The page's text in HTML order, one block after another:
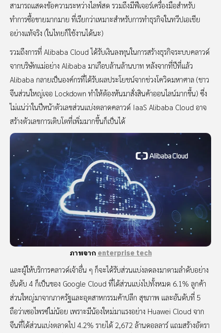
สามารถแสดงข้อความระหว่างไลฟ์สด รวมถึงมีฟีเจอร์เครื่องมือสำหรับ
ทำการซื้อขายมากมาย ที่เรียกว่าเหมาะสำหรับการทำธุรกิจในทวีปเอเชีย
อย่างแท้จริง (ในไทยก็ใช้งานได้นะ)
รวมถึงการที่ Alibaba Cloud ได้รับเงินลงทุนในการสร้างธุรกิจระบบคลาวด์
จากบริษัทแม่อย่าง Alibaba มาเกือบล้านล้านบาท หลังจากที่ปีที่แล้ว
Alibaba กลายเป็นองค์กรที่ได้รับผลประโยชน์จากช่วงโควิดมหาศาล (ชาว
จีนส่วนใหญ่เจอ Lockdown ทำให้ต้องหันมาสั่งสินค้าออนไลน์มากขึ้น) ซึ่ง
ไม่แน่ว่าในปีหน้าตัวเลขส่วนแบ่งตลาดคลาวด์ IaaS Alibaba Cloud อาจ
สร้างตัวเลขการเติบโตที่เพิ่มมากขึ้นก็เป็นได้
ภาพจาก enterprise tech
และผู้ให้บริการคลาวด์เจ้าอื่น ๆ ก็จะได้รับส่วนแบ่งลดลงมาตามลำดับอย่าง
อันดับ 4 ก็เป็นของ Google Cloud ที่ได้ส่วนแบ่งไปทั้งหมด 6.1% ลูกค้า
ส่วนใหญ่มาจากภาครัฐและอุตสาหกรรมค้าปลีก สุขภาพ และอันดับที่ 5
ถือว่าเซอไพรซ์ไม่น้อย เพราะมีน้องใหม่มาแรงอย่าง Huawei Cloud จาก
จีนที่ได้ส่วนแบ่งตลาดไป 4.2% รายได้ 2,672 ล้านดอลลาร์ แถมสร้างอัตรา